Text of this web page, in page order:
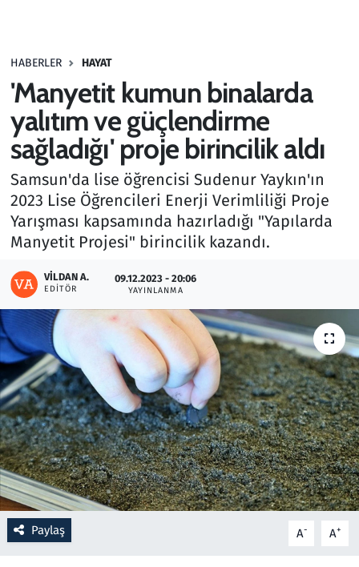
HABERLER HAYAT
'Manyetit kumun binalarda
yalıtım ve güçlendirme
sağladığı' proje birincilik aldı
Samsun'da lise öğrencisi Sudenur Yaykın'ın
2023 Lise Öğrencileri Enerji Verimliliği Proje
Yarışması kapsamında hazırladığı "Yapılarda
Manyetit Projesi" birincilik kazandı.
VILDAN A.
EDITÖR
09.12.2023 - 20:06
YAYINLANMA
Paylaş A- A+
Haber
Kültür Sanat
Kurumsal Haberler
Lezzet Durağı
Memur ve Kamu
Otomobil
Oyun
Ramazan
Resmi İlanlar
Rüya Tabirleri
Sağlık
Savunma Sanayi